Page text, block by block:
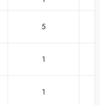
5
1
1